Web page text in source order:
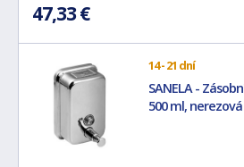
47,33 €
14 - 21 dní
SANELA -
500 ml, nerezová